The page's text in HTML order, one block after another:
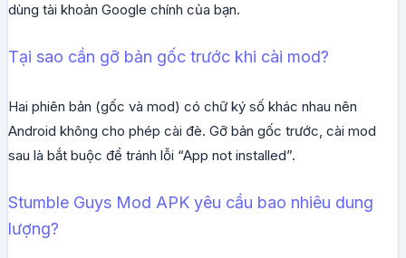
dùng tài khoản Google chính của bạn.
Tại sao cần gỡ bản gốc trước khi cài mod?
Hai phiên bản (gốc và mod) có chữ ký số khác nhau nên
Android không cho phép cài đè. Gỡ bản gốc trước, cài mod
sau là bắt buộc để tránh lỗi “App not installed”.
Stumble Guys Mod APK yêu cầu bao nhiêu dung
lượng?